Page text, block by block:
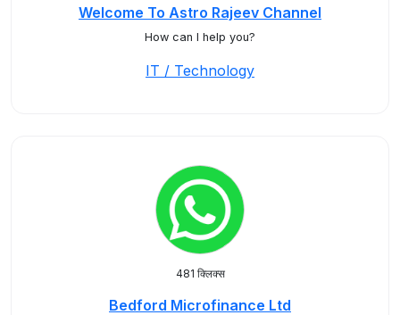
Welcome To Astro Rajeev Channel
How can I help you?
IT / Technology
481 क्लिक्स
Bedford Microfinance Ltd